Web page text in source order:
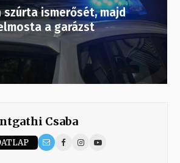
szúrta ismerősét, majd
a garázst
Csaba